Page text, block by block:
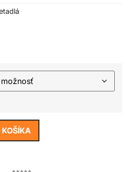
KOŠÍKA